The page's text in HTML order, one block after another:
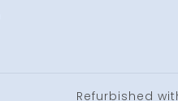
Refurbished